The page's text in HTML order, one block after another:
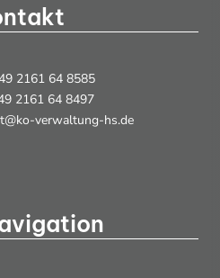
2161 64 8585
2161 64 8497
verwaltung-hs.de